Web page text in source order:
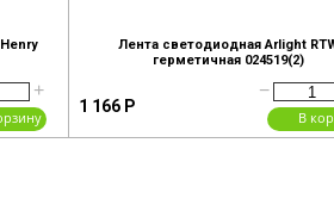
+
Лента светодиодная Arlight
герметичная 024519(2)
1 166 Р
−
В